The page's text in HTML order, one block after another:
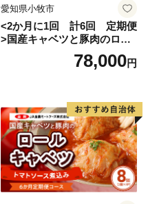
愛知県小牧市
<2か月に1回 計6回 定期便
>国産キャベツと豚肉のロー
ルキャベツ（4P入り）
78,000円